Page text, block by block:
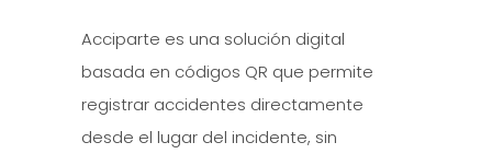
Acciparte es una solución digital
basada en códigos QR que permite
registrar accidentes directamente
desde el lugar del incidente, sin